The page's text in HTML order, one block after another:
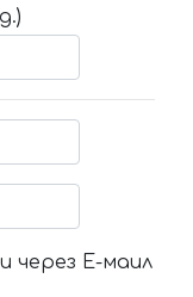
через Е-маил